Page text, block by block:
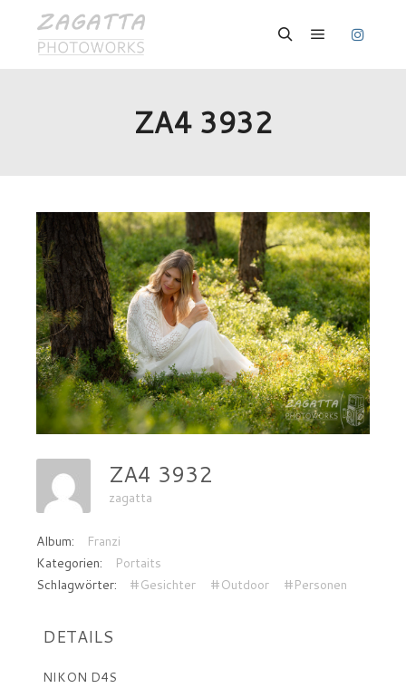
ZA4 3932
ZA4 3932
zagatta
Album:
Franzi
Kategorien:
Portaits
Schlagwörter:
#Gesichter #Outdoor #Personen
DETAILS
NIKON D4S